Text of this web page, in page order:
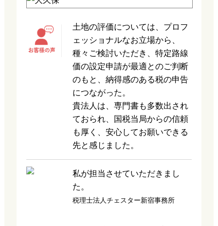
土地の評価については、プロフ
ェッショナルなお立場から、
種々ご検討いただき、特定路線
価の設定申請が最適とのご判断
のもと、納得感のある税の申告
につながった。
貴法人は、専門書も多数出され
ておられ、国税当局からの信頼
も厚く、安心してお願いできる
先と感じました。
私が担当させていただきまし
た。
税理士法人チェスター新宿事務所